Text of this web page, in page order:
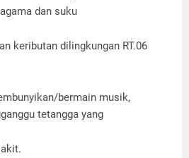
dan suku
keributan dilingkungan RT.06
bermain musik,
tetangga yang